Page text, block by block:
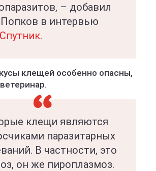
– добавил
в интервью
Спутник.
клещей особенно опасны,
клещи являются
паразитарных
В частности, это
он же пироплазмоз.